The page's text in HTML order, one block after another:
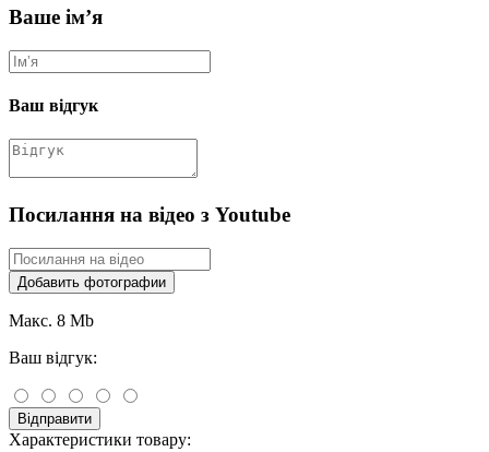
Ваше ім’я
Ваш відгук
Посилання на відео з Youtube
Добавить фотографии
Макс. 8 Mb
Ваш відгук:
Відправити
Характеристики товару: